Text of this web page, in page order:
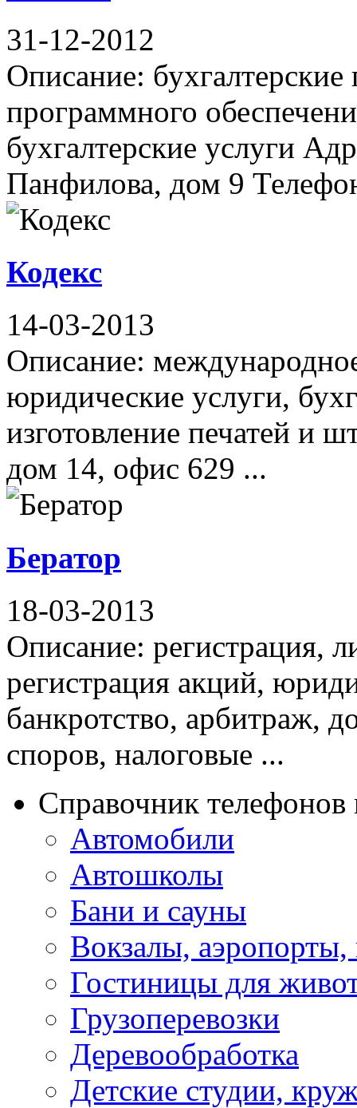
31-12-2012
Описание:
программного
бухгалтерские услуги
Панфилова, дом 9
Кодекс
14-03-2013
Описание:
юридические услуги,
изготовление печатей и
дом 14, офис 629 ...
Бератор
18-03-2013
Описание:
регистрация акций,
банкротство, арбитраж,
споров, налоговые ...
Справочник
Автомобили
Автошколы
Бани и сауны
Вокзалы,
Гостиницы для
Грузоперевозки
Деревообработка
Детские студии,